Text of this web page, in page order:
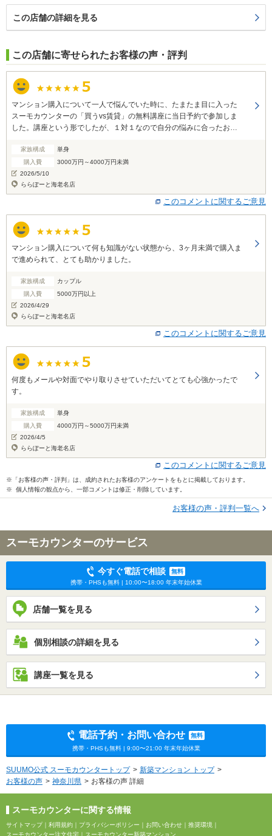
この店舗の詳細を見る
この店舗に寄せられたお客様の声・評判
マンション購入について一人で悩んでいた時に、たまたま目に入った
スーモカウンターの「買うvs賃貸」の無料講座に当日予約で参加しま
した。講座という形でしたが、１対１なので自分の悩みに合ったお話
消されました。 また自分に合った新築マンションを紹介していただけ
るだけでなく、見学予約や、見学後の相談にも乗っていただけたこと
でマンション探しの負担も軽減されました。 無料でここまでしていた
だけたのは驚きです。 まさか自分が新築マンションを買えるとは思っ
ていなかったので、担当の方には本当に感謝しています。 私のように
一人でマンション購入を悩んでいる人にぜひ利用してもらいたいサー
ビスだと思いました。
家族構成
単身
購入費
3000万円～4000万円未満
2026/5/10
ららぽーと海老名店
このコメントに関するご意見
マンション購入について何も知識がない状態から、3ヶ月未満で購入ま
で進められて、とても助かりました。
家族構成
カップル
購入費
5000万円以上
2026/4/29
ららぽーと海老名店
このコメントに関するご意見
何度もメールや対面でやり取りさせていただいてとても心強かったで
す。
家族構成
単身
購入費
4000万円～5000万円未満
2026/4/5
ららぽーと海老名店
このコメントに関するご意見
※「お客様の声・評判」は、成約されたお客様のアンケートをもとに掲載しております。
※ 個人情報の観点から、一部コメントは修正・削除しています。
お客様の声・評判一覧へ
スーモカウンターのサービス
今すぐ電話で相談
無料
携帯・PHSも無料 | 10:00〜18:00 年末年始休業
店舗一覧を見る
個別相談の詳細を見る
講座一覧を見る
電話予約・お問い合わせ
無料
携帯・PHSも無料 | 9:00〜21:00 年末年始休業
SUUMO公式 スーモカウンタートップ
新築マンション トップ
お客様の声
神奈川県 お客様の声 詳細
スーモカウンターに関する情報
サイトマップ｜ 利用規約 ｜ プライバシーポリシー ｜ お問い合わせ ｜ 推奨環境 ｜
スーモカウンター注文住宅 ｜ スーモカウンター新築マンション